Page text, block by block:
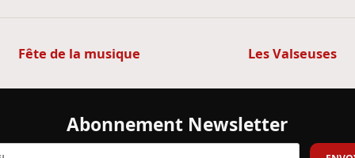
de
l’article
Fête de la musique Les Valseuses
Abonnement Newsletter